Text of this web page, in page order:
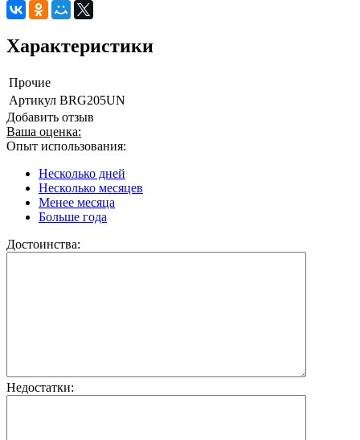
Характеристики
Прочие
Артикул BRG205UN
Добавить отзыв
Ваша оценка:
Опыт использования:
Несколько дней
Несколько месяцев
Менее месяца
Больше года
Достоинства:
Недостатки: